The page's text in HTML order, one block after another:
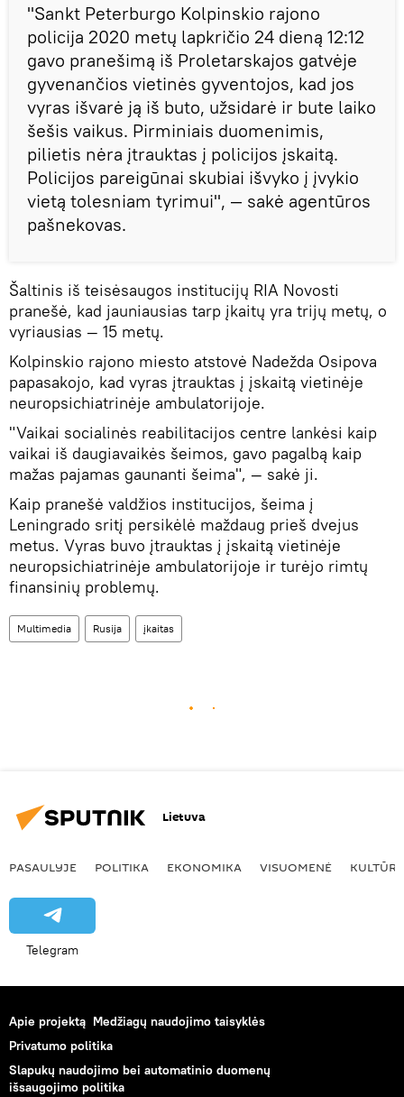
"Sankt Peterburgo Kolpinskio rajono
policija 2020 metų lapkričio 24 dieną 12:12
gavo pranešimą iš Proletarskajos gatvėje
gyvenančios vietinės gyventojos, kad jos
vyras išvarė ją iš buto, užsidarė ir bute laiko
šešis vaikus. Pirminiais duomenimis,
pilietis nėra įtrauktas į policijos įskaitą.
Policijos pareigūnai skubiai išvyko į įvykio
vietą tolesniam tyrimui", — sakė agentūros
pašnekovas.
Šaltinis iš teisėsaugos institucijų RIA Novosti
pranešė, kad jauniausias tarp įkaitų yra trijų metų, o
vyriausias — 15 metų.
Kolpinskio rajono miesto atstovė Nadežda Osipova
papasakojo, kad vyras įtrauktas į įskaitą vietinėje
neuropsichiatrinėje ambulatorijoje.
"Vaikai socialinės reabilitacijos centre lankėsi kaip
vaikai iš daugiavaikės šeimos, gavo pagalbą kaip
mažas pajamas gaunanti šeima", — sakė ji.
Kaip pranešė valdžios institucijos, šeima į
Leningrado sritį persikėlė maždaug prieš dvejus
metus. Vyras buvo įtrauktas į įskaitą vietinėje
neuropsichiatrinėje ambulatorijoje ir turėjo rimtų
finansinių problemų.
Multimedia Rusija įkaitas
Lietuva
PASAULYJE POLITIKA EKONOMIKA VISUOMENĖ KULTŪRA
Telegram
Apie projektą Medžiagų naudojimo taisyklės
Privatumo politika
Slapukų naudojimo bei automatinio duomenų
išsaugojimo politika